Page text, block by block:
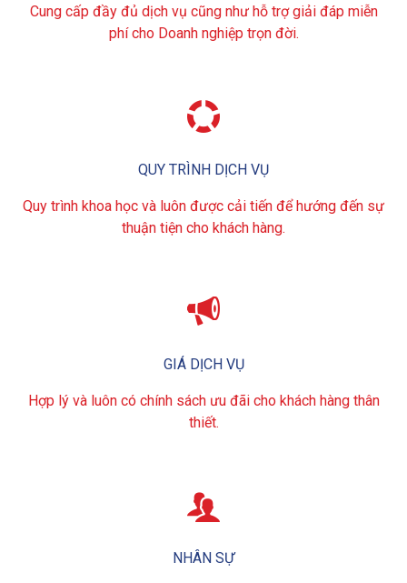
Cung cấp đầy đủ dịch vụ cũng như hỗ trợ giải đáp miễn
phí cho Doanh nghiệp trọn đời.

QUY TRÌNH DỊCH VỤ
Quy trình khoa học và luôn được cải tiến để hướng đến sự
thuận tiện cho khách hàng.

GIÁ DỊCH VỤ
Hợp lý và luôn có chính sách ưu đãi cho khách hàng thân
thiết.

NHÂN SỰ